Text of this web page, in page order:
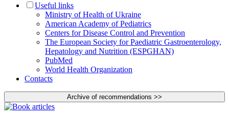
Useful links
Ministry of Health of Ukraine
American Academy of Pediatrics
Centers for Disease Control and Prevention
The European Society for Paediatric Gastroenterology,
Hepatology and Nutrition (ESPGHAN)
PubMed
World Health Organization
Contacts